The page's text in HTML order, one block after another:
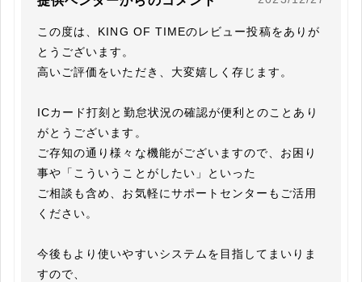
この度は、KING OF TIMEのレビュー投稿をありが
とうございます。
高いご評価をいただき、大変嬉しく存じます。
ICカード打刻と勤怠状況の確認が便利とのことあり
がとうございます。
ご存知の通り様々な機能がございますので、お困り
事や「こういうことがしたい」といった
ご相談も含め、お気軽にサポートセンターもご活用
ください。
今後もより使いやすいシステムを目指してまいりま
すので、